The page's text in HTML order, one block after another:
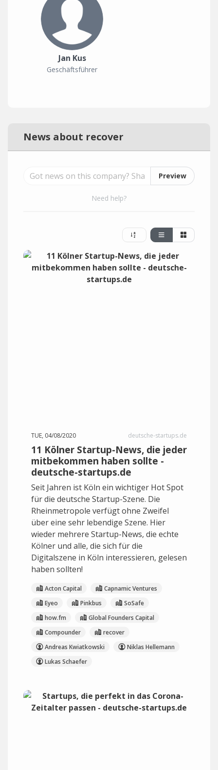
Jan Kus
Geschäftsführer
News about recover
Preview
Need help?
TUE, 04/08/2020 deutsche-startups.de
11 Kölner Startup-News, die jeder
mitbekommen haben sollte -
deutsche-startups.de
Seit Jahren ist Köln ein wichtiger Hot Spot
für die deutsche Startup-Szene. Die
Rheinmetropole verfügt ohne Zweifel
über eine sehr lebendige Szene. Hier
wieder mehrere Startup-News, die echte
Kölner und alle, die sich für die
Digitalszene in Köln interessieren, gelesen
haben sollten!
Acton Capital
Capnamic Ventures
Eyeo
Pinkbus
SoSafe
how.fm
Global Founders Capital
Compounder
recover
Andreas Kwiatkowski
Niklas Hellemann
Lukas Schaefer